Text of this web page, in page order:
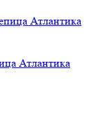
Атлантика